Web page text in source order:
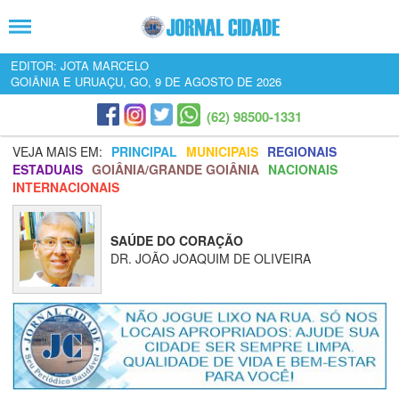
EDITOR: JOTA MARCELO
GOIÂNIA E URUAÇU, GO, 9 DE AGOSTO DE 2026
(62) 98500-1331
VEJA MAIS EM: PRINCIPAL MUNICIPAIS REGIONAIS
ESTADUAIS GOIÂNIA/GRANDE GOIÂNIA NACIONAIS
INTERNACIONAIS
SAÚDE DO CORAÇÃO
DR. JOÃO JOAQUIM DE OLIVEIRA